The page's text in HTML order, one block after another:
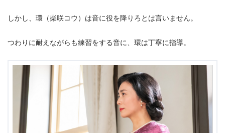
しかし、環（柴咲コウ）は音に役を降りろとは言いません。
つわりに耐えながらも練習をする音に、環は丁寧に指導。